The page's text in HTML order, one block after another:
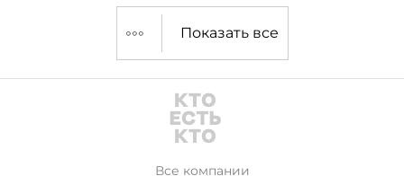
Показать все
Все компании